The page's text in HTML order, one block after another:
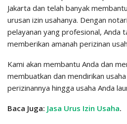
Jakarta dan telah banyak
urusan izin usahanya. Dengan
pelayanan yang profesional, Anda
memberikan amanah perizinan
Kami akan membantu Anda dan
membuatkan dan mendirikan
perizinannya hingga usaha Anda
Baca Juga: Jasa Urus Izin Usaha.